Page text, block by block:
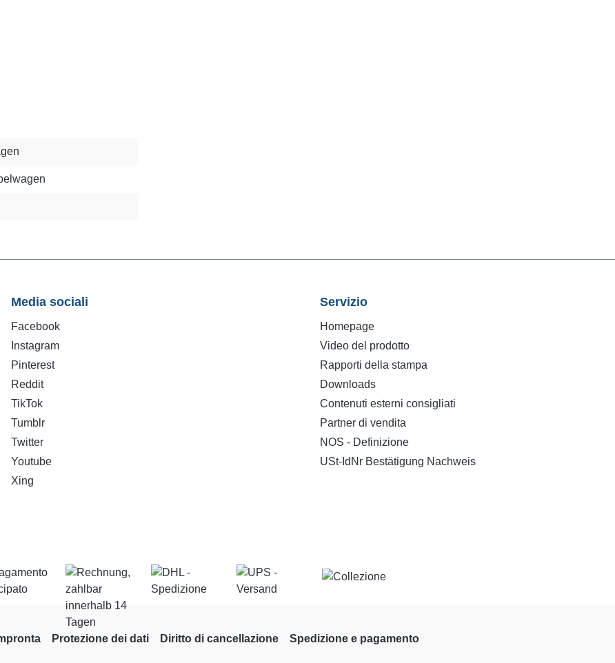
Media sociali
Facebook
Instagram
Pinterest
Reddit
TikTok
Tumblr
Twitter
Youtube
Xing
Servizio
Homepage
Video del prodotto
Rapporti della stampa
Downloads
Contenuti esterni consigliati
Partner di vendita
NOS - Definizione
USt-IdNr Bestätigung Nachweis
Protezione dei dati Diritto di cancellazione Spedizione e pagamento